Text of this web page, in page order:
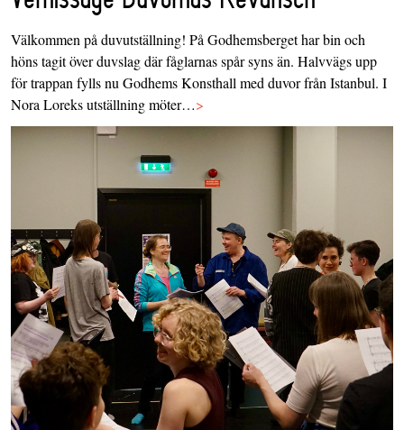
Välkommen på duvutställning! På Godhemsberget har bin och
höns tagit över duvslag där fåglarnas spår syns än. Halvvägs upp
för trappan fylls nu Godhems Konsthall med duvor från Istanbul. I
Nora Loreks utställning möter…>